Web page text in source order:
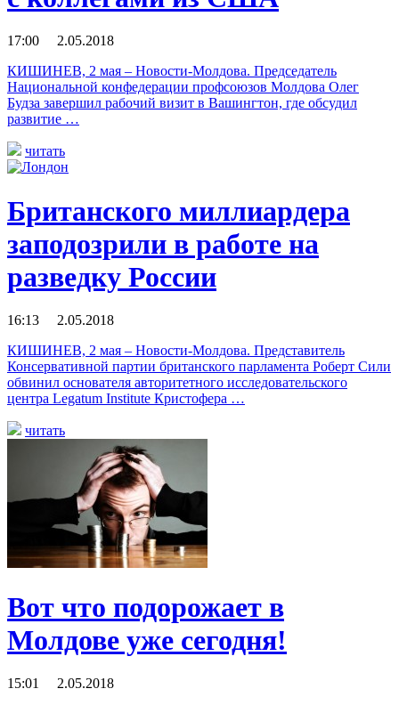
17:00 2.05.2018
КИШИНЕВ, 2 мая – Новости-Молдова. Председатель
Национальной конфедерации профсоюзов Молдова Олег
Будза завершил рабочий визит в Вашингтон, где обсудил
развитие …
читать
Британского миллиардера
заподозрили в работе на
разведку России
16:13 2.05.2018
КИШИНЕВ, 2 мая – Новости-Молдова. Представитель
Консервативной партии британского парламента Роберт Сили
обвинил основателя авторитетного исследовательского
центра Legatum Institute Кристофера …
читать
Вот что подорожает в
Молдове уже сегодня!
15:01 2.05.2018